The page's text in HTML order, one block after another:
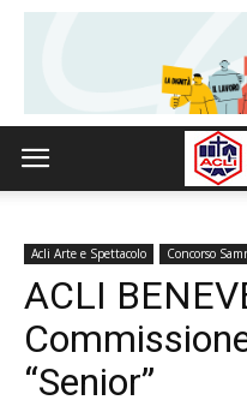
Acli Arte e Spettacolo Concorso
ACLI
“Senior”